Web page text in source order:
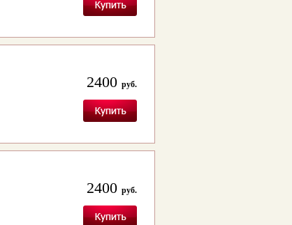
2400 руб.
2400 руб.